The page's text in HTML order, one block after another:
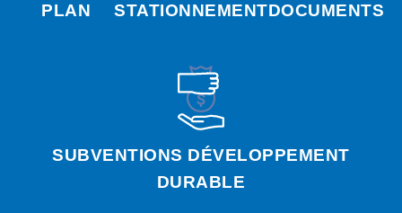
PLAN STATIONNEMENTDOCUMENTS
SUBVENTIONS DÉVELOPPEMENT
DURABLE